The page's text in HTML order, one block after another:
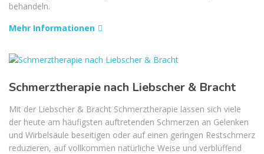
behandeln.
Mehr Informationen
Schmerztherapie nach Liebscher & Bracht
Mit der Liebscher & Bracht Schmerztherapie lassen sich viele
der heute am häufigsten auftretenden Schmerzen an Gelenken
und Wirbelsäule beseitigen oder auf einen geringen Restschmerz
reduzieren, auf vollkommen natürliche Weise und verblüffend